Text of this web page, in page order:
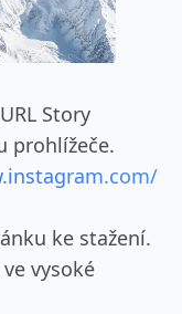
Story
prohlížeče.
ke stažení.
vysoké